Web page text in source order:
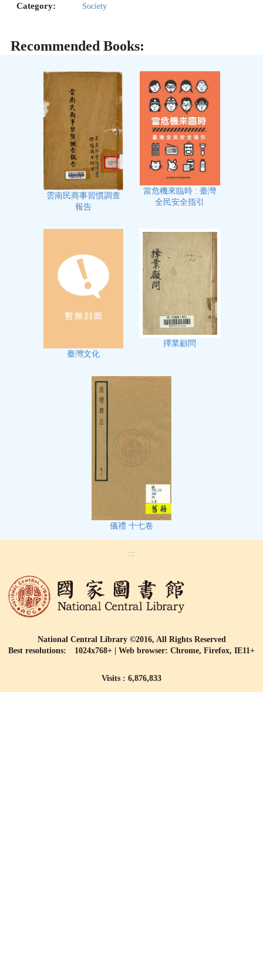
Category: Society
Recommended Books:
雲南民商事習慣調查
報告
當危機來臨時 : 臺灣
全民安全指引
臺灣文化
擇業顧問
儀禮 十七卷
:::
National Central Library ©2016, All Rights Reserved
Best resolutions: 1024x768+ | Web browser: Chrome, Firefox, IE11+
Visits : 6,876,833